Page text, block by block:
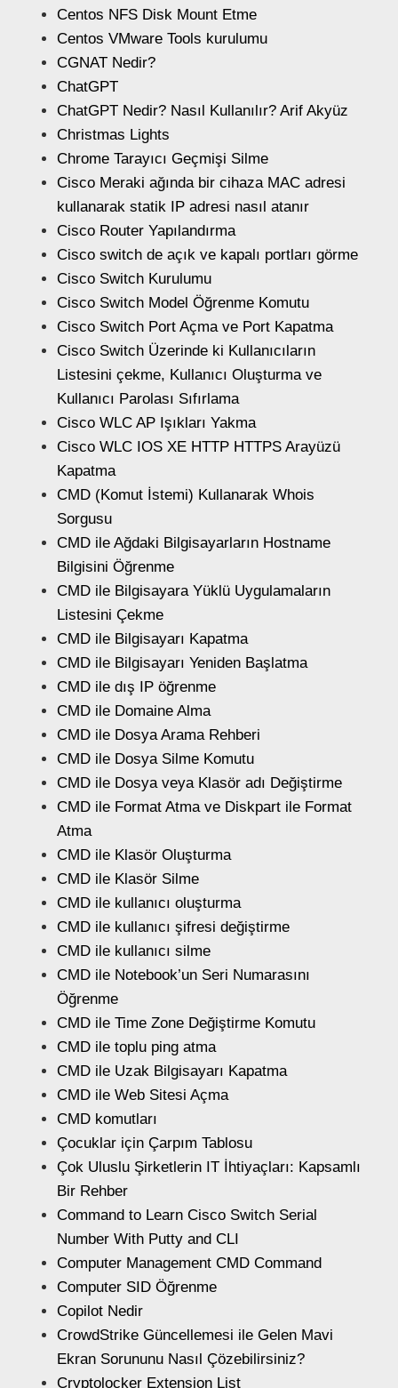
Centos NFS Disk Mount Etme
Centos VMware Tools kurulumu
CGNAT Nedir?
ChatGPT
ChatGPT Nedir? Nasıl Kullanılır? Arif Akyüz
Christmas Lights
Chrome Tarayıcı Geçmişi Silme
Cisco Meraki ağında bir cihaza MAC adresi
kullanarak statik IP adresi nasıl atanır
Cisco Router Yapılandırma
Cisco switch de açık ve kapalı portları görme
Cisco Switch Kurulumu
Cisco Switch Model Öğrenme Komutu
Cisco Switch Port Açma ve Port Kapatma
Cisco Switch Üzerinde ki Kullanıcıların
Listesini çekme, Kullanıcı Oluşturma ve
Kullanıcı Parolası Sıfırlama
Cisco WLC AP Işıkları Yakma
Cisco WLC IOS XE HTTP HTTPS Arayüzü
Kapatma
CMD (Komut İstemi) Kullanarak Whois
Sorgusu
CMD ile Ağdaki Bilgisayarların Hostname
Bilgisini Öğrenme
CMD ile Bilgisayara Yüklü Uygulamaların
Listesini Çekme
CMD ile Bilgisayarı Kapatma
CMD ile Bilgisayarı Yeniden Başlatma
CMD ile dış IP öğrenme
CMD ile Domaine Alma
CMD ile Dosya Arama Rehberi
CMD ile Dosya Silme Komutu
CMD ile Dosya veya Klasör adı Değiştirme
CMD ile Format Atma ve Diskpart ile Format
Atma
CMD ile Klasör Oluşturma
CMD ile Klasör Silme
CMD ile kullanıcı oluşturma
CMD ile kullanıcı şifresi değiştirme
CMD ile kullanıcı silme
CMD ile Notebook’un Seri Numarasını
Öğrenme
CMD ile Time Zone Değiştirme Komutu
CMD ile toplu ping atma
CMD ile Uzak Bilgisayarı Kapatma
CMD ile Web Sitesi Açma
CMD komutları
Çocuklar için Çarpım Tablosu
Çok Uluslu Şirketlerin IT İhtiyaçları: Kapsamlı
Bir Rehber
Command to Learn Cisco Switch Serial
Number With Putty and CLI
Computer Management CMD Command
Computer SID Öğrenme
Copilot Nedir
CrowdStrike Güncellemesi ile Gelen Mavi
Ekran Sorununu Nasıl Çözebilirsiniz?
Cryptolocker Extension List